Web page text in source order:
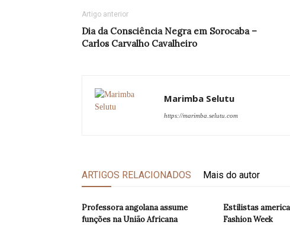
Artigo anterior
Dia da Consciência Negra em Sorocaba –
Carlos Carvalho Cavalheiro
Marimba Selutu
https://marimba.selutu.com
ARTIGOS RELACIONADOS Mais do autor
Professora angolana assume
funções na União Africana
Estilistas
Fashion Week